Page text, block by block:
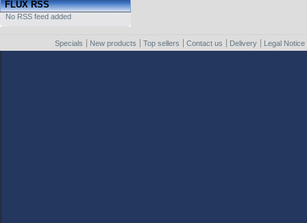
FLUX RSS
No RSS feed added
Specials New products Top sellers Contact us Delivery Legal Notice